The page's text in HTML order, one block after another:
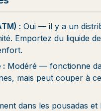
: Oui — il y a un
Emportez du liquide
: Modéré — fonctionne
mais peut couper à
dans les pousadas et